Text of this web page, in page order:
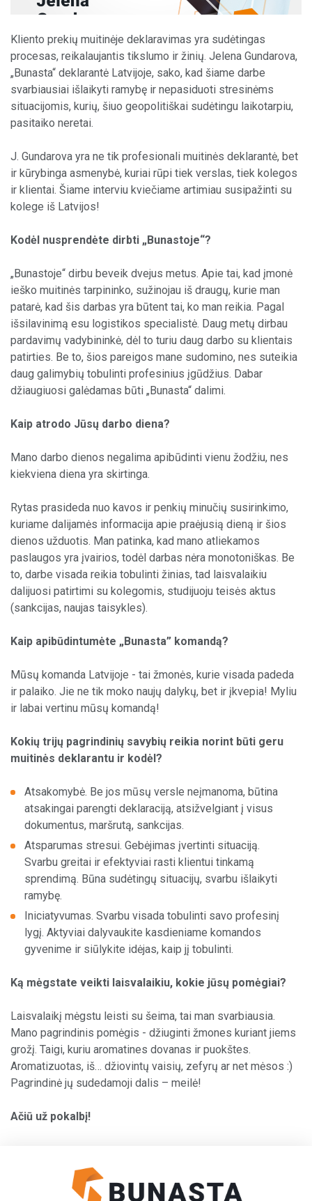
Kliento prekių muitinėje deklaravimas yra sudėtingas
procesas, reikalaujantis tikslumo ir žinių. Jelena Gundarova,
„Bunasta“ deklarantė Latvijoje, sako, kad šiame darbe
svarbiausiai išlaikyti ramybę ir nepasiduoti stresinėms
situacijomis, kurių, šiuo geopolitiškai sudėtingu laikotarpiu,
pasitaiko neretai.
J. Gundarova yra ne tik profesionali muitinės deklarantė, bet
ir kūrybinga asmenybė, kuriai rūpi tiek verslas, tiek kolegos
ir klientai. Šiame interviu kviečiame artimiau susipažinti su
kolege iš Latvijos!
Kodėl nusprendėte dirbti „Bunastoje“?
„Bunastoje“ dirbu beveik dvejus metus. Apie tai, kad įmonė
ieško muitinės tarpininko, sužinojau iš draugų, kurie man
patarė, kad šis darbas yra būtent tai, ko man reikia. Pagal
išsilavinimą esu logistikos specialistė. Daug metų dirbau
pardavimų vadybininkė, dėl to turiu daug darbo su klientais
patirties. Be to, šios pareigos mane sudomino, nes suteikia
daug galimybių tobulinti profesinius įgūdžius. Dabar
džiaugiuosi galėdamas būti „Bunasta“ dalimi.
Kaip atrodo Jūsų darbo diena?
Mano darbo dienos negalima apibūdinti vienu žodžiu, nes
kiekviena diena yra skirtinga.
Rytas prasideda nuo kavos ir penkių minučių susirinkimo,
kuriame dalijamės informacija apie praėjusią dieną ir šios
dienos užduotis. Man patinka, kad mano atliekamos
paslaugos yra įvairios, todėl darbas nėra monotoniškas. Be
to, darbe visada reikia tobulinti žinias, tad laisvalaikiu
dalijuosi patirtimi su kolegomis, studijuoju teisės aktus
(sankcijas, naujas taisykles).
Kaip apibūdintumėte „Bunasta” komandą?
Mūsų komanda Latvijoje - tai žmonės, kurie visada padeda
ir palaiko. Jie ne tik moko naujų dalykų, bet ir įkvepia! Myliu
ir labai vertinu mūsų komandą!
Kokių trijų pagrindinių savybių reikia norint būti geru
muitinės deklarantu ir kodėl?
Atsakomybė. Be jos mūsų versle neįmanoma, būtina
atsakingai parengti deklaraciją, atsižvelgiant į visus
dokumentus, maršrutą, sankcijas.
Atsparumas stresui. Gebėjimas įvertinti situaciją.
Svarbu greitai ir efektyviai rasti klientui tinkamą
sprendimą. Būna sudėtingų situacijų, svarbu išlaikyti
ramybę.
Iniciatyvumas. Svarbu visada tobulinti savo profesinį
lygį. Aktyviai dalyvaukite kasdieniame komandos
gyvenime ir siūlykite idėjas, kaip jį tobulinti.
Ką mėgstate veikti laisvalaikiu, kokie jūsų pomėgiai?
Laisvalaikį mėgstu leisti su šeima, tai man svarbiausia.
Mano pagrindinis pomėgis - džiuginti žmones kuriant jiems
grožį. Taigi, kuriu aromatines dovanas ir puokštes.
Aromatizuotas, iš… džiovintų vaisių, zefyrų ar net mėsos :)
Pagrindinė jų sudedamoji dalis – meilė!
Ačiū už pokalbį!